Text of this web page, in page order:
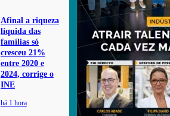
Afinal a riqueza
líquida das
famílias só
cresceu 21%
entre 2020 e
2024, corrige o
INE
há 1 hora